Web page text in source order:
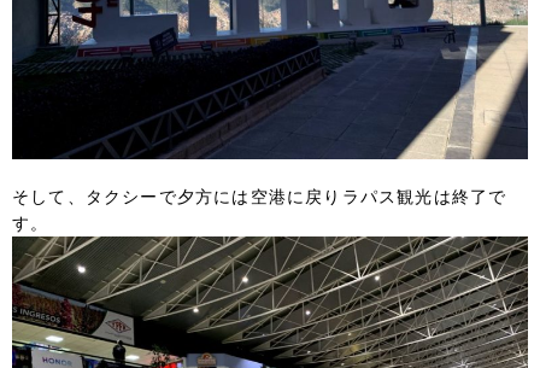
そして、タクシーで夕方には空港に戻りラパス観光は終了で
す。